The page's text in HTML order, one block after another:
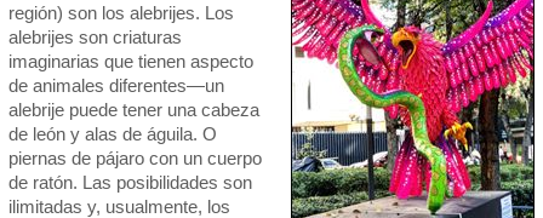
región) son los alebrijes. Los
alebrijes son criaturas
imaginarias que tienen aspecto
de animales diferentes—un
alebrije puede tener una cabeza
de león y alas de águila. O
piernas de pájaro con un cuerpo
de ratón. Las posibilidades son
ilimitadas y, usualmente, los